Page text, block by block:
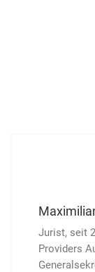
Jurist, seit
Providers